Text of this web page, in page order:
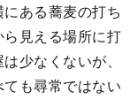
ある蕎麦の打ち
見える場所に打
少なくないが、
も尋常ではない